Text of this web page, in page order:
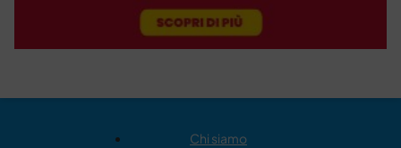
Chi siamo